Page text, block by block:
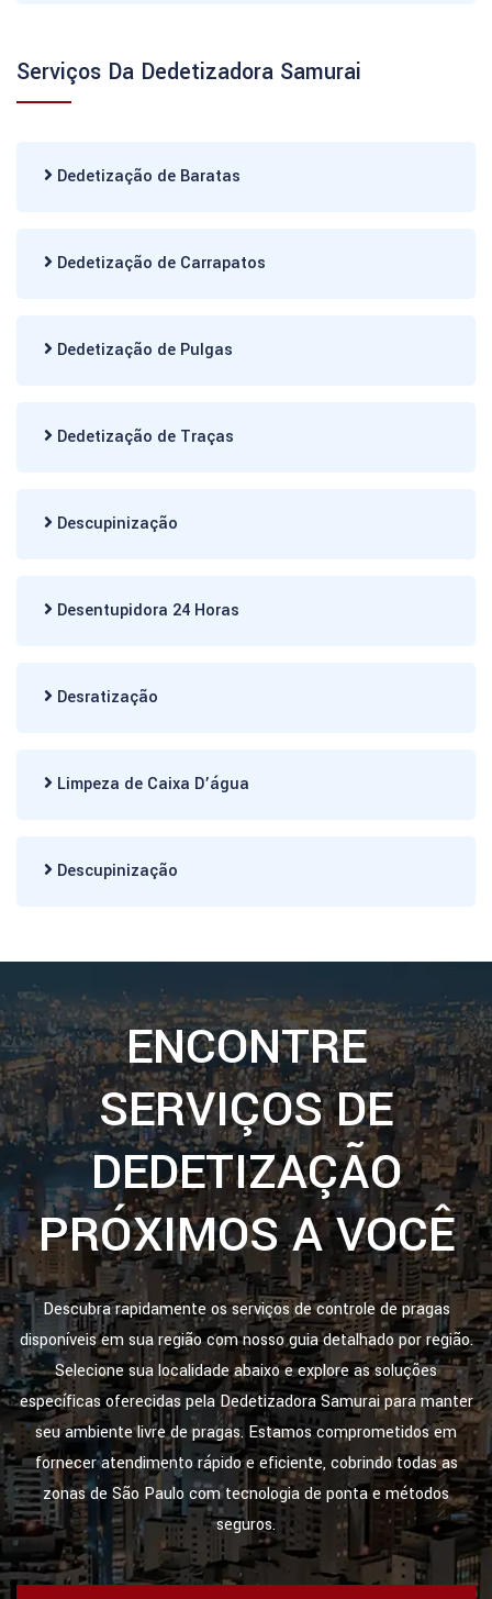
Serviços Da Dedetizadora Samurai
Dedetização de Baratas
Dedetização de Carrapatos
Dedetização de Pulgas
Dedetização de Traças
Descupinização
Desentupidora 24 Horas
Desratização
Limpeza de Caixa D’água
Descupinização
ENCONTRE
SERVIÇOS DE
DEDETIZAÇÃO
PRÓXIMOS A VOCÊ
Descubra rapidamente os serviços de controle de pragas
disponíveis em sua região com nosso guia detalhado por região.
Selecione sua localidade abaixo e explore as soluções
específicas oferecidas pela Dedetizadora Samurai para manter
seu ambiente livre de pragas. Estamos comprometidos em
fornecer atendimento rápido e eficiente, cobrindo todas as
zonas de São Paulo com tecnologia de ponta e métodos
seguros.